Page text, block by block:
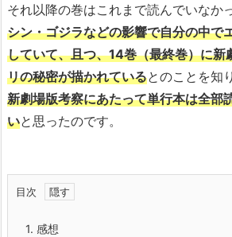
それ以降の巻はこれまで読んでいなか
シン・ゴジラなどの影響で自分の中で
していて、且つ、14巻（最終巻）に新
リの秘密が描かれているとのことを知
新劇場版考察にあたって単行本は全部
いと思ったのです。
目次
1. 感想